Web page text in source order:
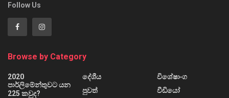
Follow Us
Browse by Category
2020
පාර්ලිමේන්තුවට යන
225 කවුද?
දේශීය
පුවත්
විශේෂාංග
වීඩියෝ